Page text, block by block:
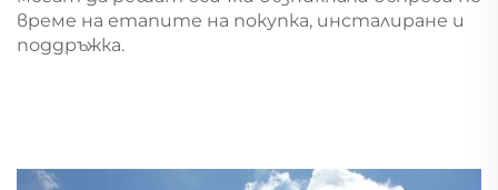
време на етапите на покупка, инсталиране и
поддръжка.